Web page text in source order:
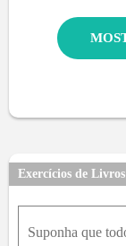
Exercícios de